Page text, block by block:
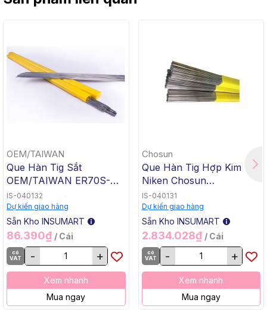
OEM/TAIWAN
Que Hàn Tig Sắt
OEM/TAIWAN ER70S-G
TG-50, 1.6x1000mm, 5 Kg
/ Hộp, 20 Kg / Thùng
IS-040132
Dự kiến giao hàng
Sẵn Kho INSUMART
86.390₫ / Cái
có
VAT
- +
Xem nhanh
Mua ngay
Chosun
Que Hàn Tig Hợp Kim
Niken Chosun
ERNiCrMo-3 TGC-625,
2.4x1000mm, 5 Kg / Hộp,
20 Kg / Thùng
IS-040131
Dự kiến giao hàng
Sẵn Kho INSUMART
2.834.028₫ / Cái
có
VAT
- +
Xem nhanh
Mua ngay